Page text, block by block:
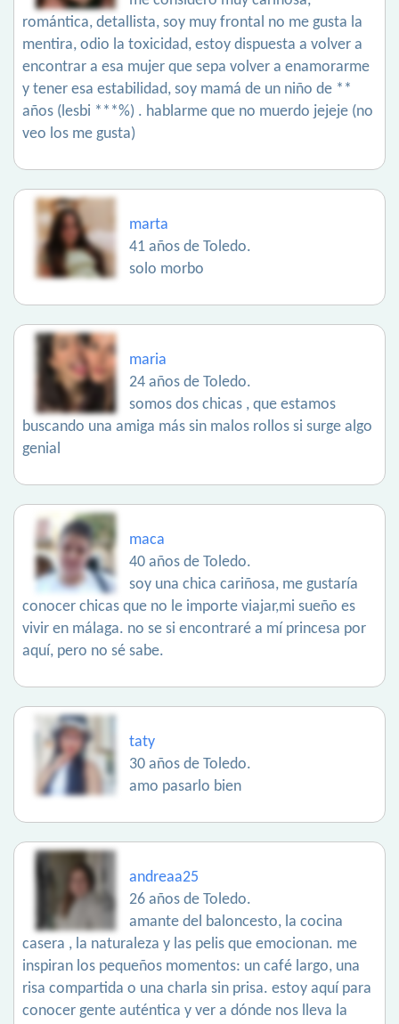
romántica, detallista, soy muy frontal no me gusta la
mentira, odio la toxicidad, estoy dispuesta a volver a
encontrar a esa mujer que sepa volver a enamorarme
y tener esa estabilidad, soy mamá de un niño de **
años (lesbi ***%) . hablarme que no muerdo jejeje (no
veo los me gusta)
marta
41 años de Toledo.
solo morbo
maria
24 años de Toledo.
somos dos chicas , que estamos
buscando una amiga más sin malos rollos si surge algo
genial
maca
40 años de Toledo.
soy una chica cariñosa, me gustaría
conocer chicas que no le importe viajar,mi sueño es
vivir en málaga. no se si encontraré a mí princesa por
aquí, pero no sé sabe.
taty
30 años de Toledo.
amo pasarlo bien
andreaa25
26 años de Toledo.
amante del baloncesto, la cocina
casera , la naturaleza y las pelis que emocionan. me
inspiran los pequeños momentos: un café largo, una
risa compartida o una charla sin prisa. estoy aquí para
conocer gente auténtica y ver a dónde nos lleva la